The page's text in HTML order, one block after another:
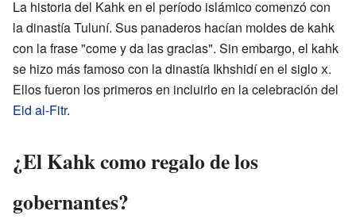
La historia del Kahk en el período islámico comenzó con
la dinastía Tuluní. Sus panaderos hacían moldes de kahk
con la frase "come y da las gracias". Sin embargo, el kahk
se hizo más famoso con la dinastía Ikhshidí en el siglox.
Ellos fueron los primeros en incluirlo en la celebración del
Eid al-Fitr.
¿El Kahk como regalo de los
gobernantes?